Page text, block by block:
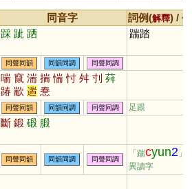
同音字 詞例(解釋) /
踩 跐 跴 踹踏
同聲同韻 同韻同調 同聲同調
喘 竄 湍 揣 惴 忖 舛 刌 荈
踳 歂 遄 惷
同聲同韻 同韻同調 同聲同調 足跟
斷 鍛 碫 腶
同聲同韻 同韻同調 同聲同調
「踹cyun2 」
異讀字